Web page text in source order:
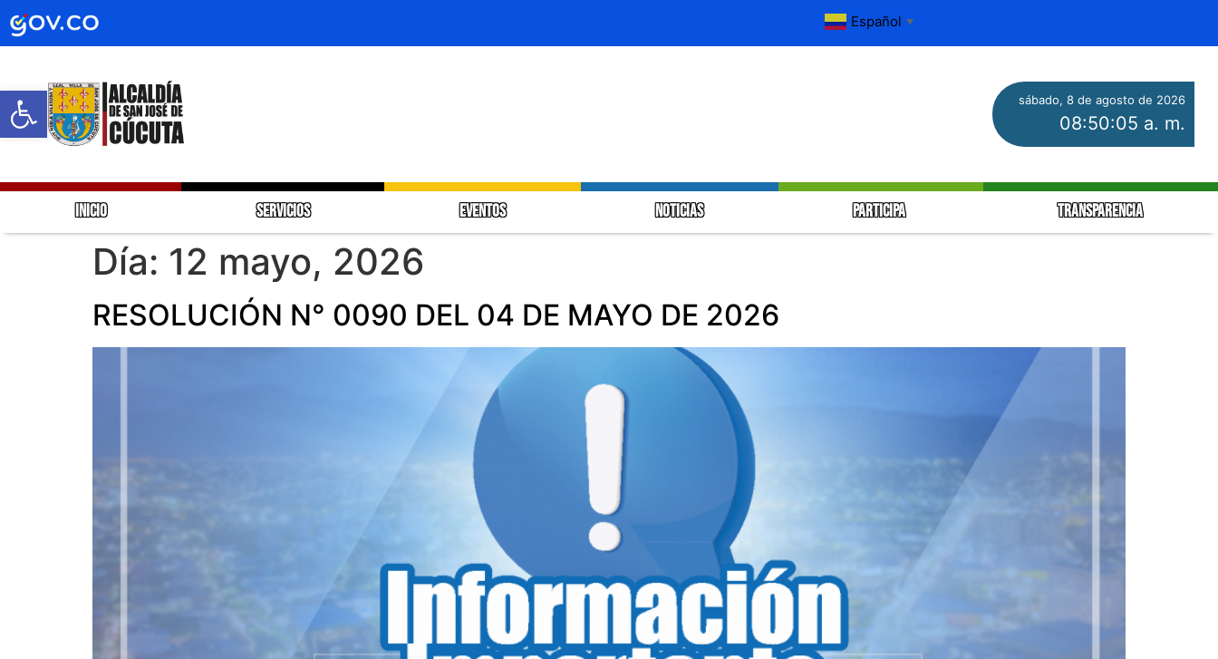
Abrir barra de herramientas
Español ▼
sábado, 8 de agosto de 2026
08:50:07 a. m.
INICIO SERVICIOS EVENTOS NOTICIAS PARTICIPA TRANSPARENCIA
Día: 12 mayo, 2026
RESOLUCIÓN N° 0090 DEL 04 DE MAYO DE 2026